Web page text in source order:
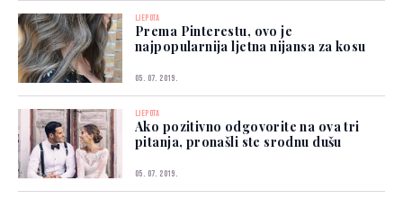
LJEPOTA
Prema Pinterestu, ovo je
najpopularnija ljetna nijansa za kosu
05. 07. 2019.
LJEPOTA
Ako pozitivno odgovorite na ova tri
pitanja, pronašli ste srodnu dušu
05. 07. 2019.